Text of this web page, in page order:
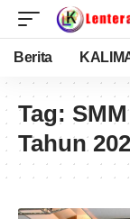
Berita
Tag:
Tahun